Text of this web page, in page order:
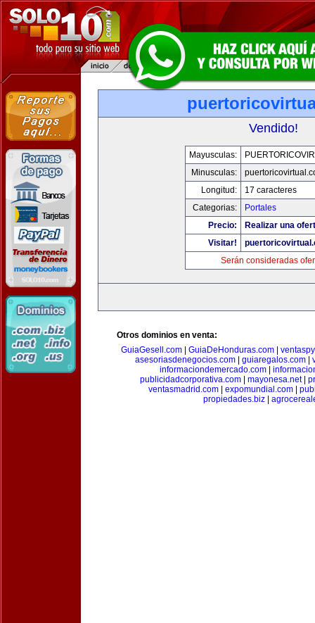
Vendido!
Mayusculas:
Minusculas:
Longitud:
17 caracteres
Categorias:
Portales
Precio:
Realizar una
Visitar!
Serán consideradas
Otros dominios en venta:
GuiaGesell.com| GuiaDeHonduras.com|
asesoriasdenegocios.com
guiaregalos.com
informaciondemercado.com|
publicidadcorporativa.com
mayonesa.net|
ventasmadrid.com
expomundial.com
propiedades.biz|